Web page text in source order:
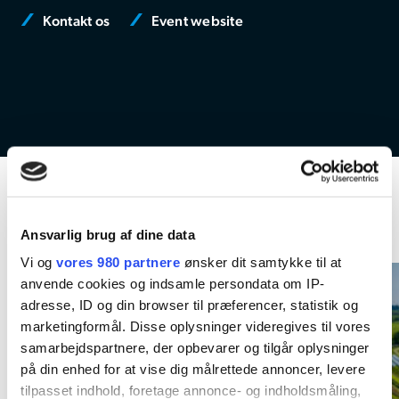
Ansvarlig brug af dine data
Vi og vores 980 partnere ønsker dit samtykke til at
anvende cookies og indsamle persondata om IP-
adresse, ID og din browser til præferencer, statistik og
marketingformål. Disse oplysninger videregives til vores
samarbejdspartnere, der opbevarer og tilgår oplysninger
på din enhed for at vise dig målrettede annoncer, levere
tilpasset indhold, foretage annonce- og indholdsmåling,
Kontakt os Event website